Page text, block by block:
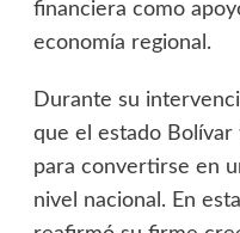
financiera como
economía regional.
Durante su
que el estado Bolívar
para convertirse en
nivel nacional. En